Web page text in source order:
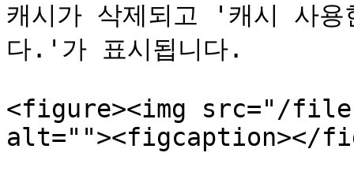
캐시가 삭제되고 '캐시 사
다.'가 표시됩니다.
<figure><img src="/files/